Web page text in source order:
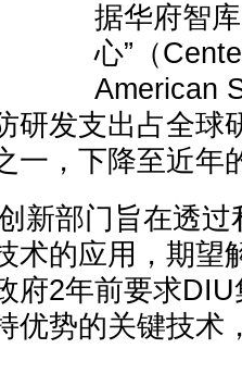
据华府智
心”（
American
研发支出占全球
一，下降至近年
新部门旨在透
术的应用，期望
府2年前要求
优势的关键技术